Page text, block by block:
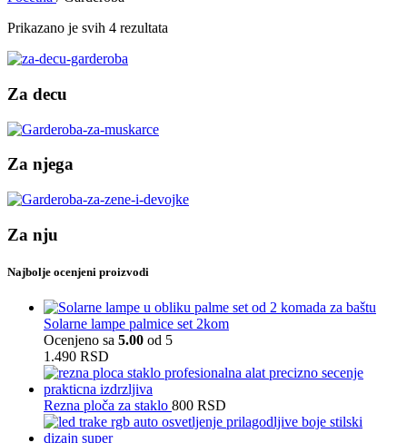
Prikazano je svih 4 rezultata
Za decu
Za njega
Za nju
Najbolje ocenjeni proizvodi
Solarne lampe palmice set 2kom
Ocenjeno sa 5.00 od 5
1.490 RSD
Rezna ploča za staklo 800 RSD